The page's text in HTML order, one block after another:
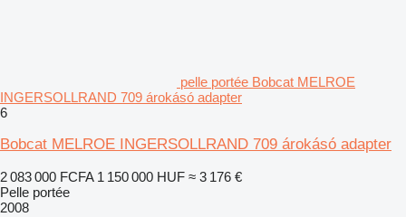
pelle portée Bobcat MELROE
INGERSOLLRAND 709 árokásó adapter
6
Bobcat MELROE INGERSOLLRAND 709 árokásó adapter
2 083 000 FCFA 1 150 000 HUF ≈ 3 176 €
Pelle portée
2008